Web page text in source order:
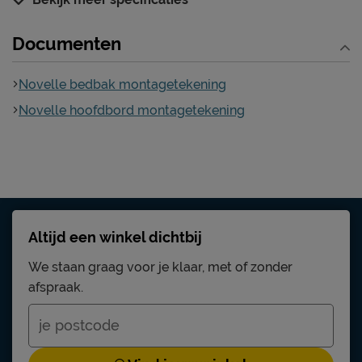
Kenmerken
Kleur
oakland antraciet
Stofgroep
Oakland
Uitvoering
Excl. matras en
Elektrisch verstelbare
bedbodem mogelijk?
Poten
Materiaal poten
Kleur poten
zwart
Documenten
Novelle bedbak montagetekening
Novelle hoofdbord montagetekening
Altijd een winkel dichtbij
We staan graag voor je klaar, met of zonder
afspraak.